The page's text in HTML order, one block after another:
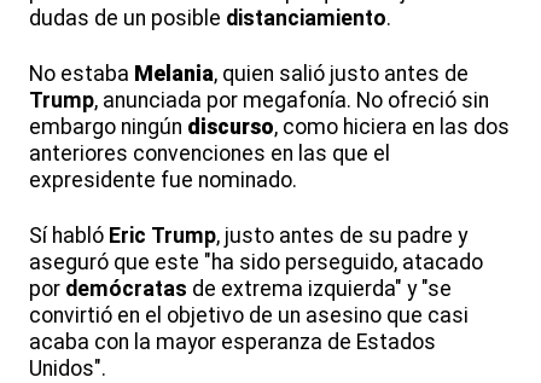
dudas de un posible distanciamiento.
No estaba Melania, quien salió justo antes de
Trump, anunciada por megafonía. No ofreció sin
embargo ningún discurso, como hiciera en las dos
anteriores convenciones en las que el
expresidente fue nominado.
Sí habló Eric Trump, justo antes de su padre y
aseguró que este "ha sido perseguido, atacado
por demócratas de extrema izquierda" y "se
convirtió en el objetivo de un asesino que casi
acaba con la mayor esperanza de Estados
Unidos".